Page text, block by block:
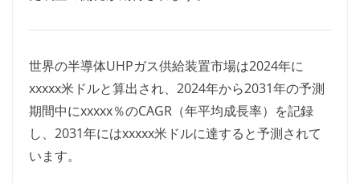
世界の半導体UHPガス供給装置市場は2024年に
xxxxx米ドルと算出され、2024年から2031年の予測
期間中にxxxxx％のCAGR（年平均成長率）を記録
し、2031年にはxxxxx米ドルに達すると予測されて
います。